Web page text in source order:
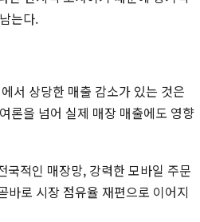
는다.
서 상당한 매출 감소가 있는 것은
론을 넘어 실제 매장 매출에도 영향
국적인 매장망, 강력한 모바일 주문
바로 시장 점유율 재편으로 이어지